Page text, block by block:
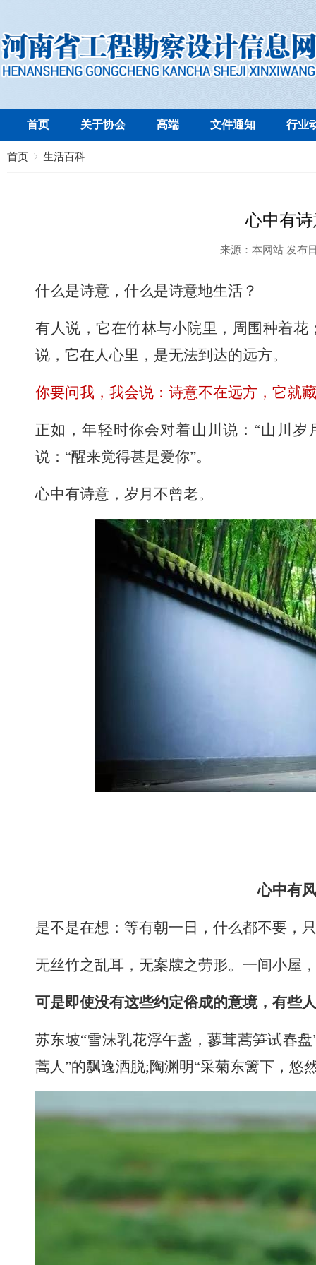
首页 关于协会 高端 文件通知 行业
首页 生活百科
心中有
来源： 本网站 发布
什么是诗意，什么是诗意地生活？
有人说，它在竹林与小院里，周围种着
说，它在人心里，是无法到达的远方。
你要问我，我会说：诗意不在远方，它就
正如，年轻时你会对着山川说：“山川
说：“醒来觉得甚是爱你”。
心中有诗意，岁月不曾老。
心中有
是不是在想：等有朝一日，什么都不要，
无丝竹之乱耳，无案牍之劳形。一间小屋
可是即使没有这些约定俗成的意境，有些
苏东坡“雪沫乳花浮午盏，蓼茸蒿笋试春
蒿人”的飘逸洒脱;陶渊明“采菊东篱下，悠